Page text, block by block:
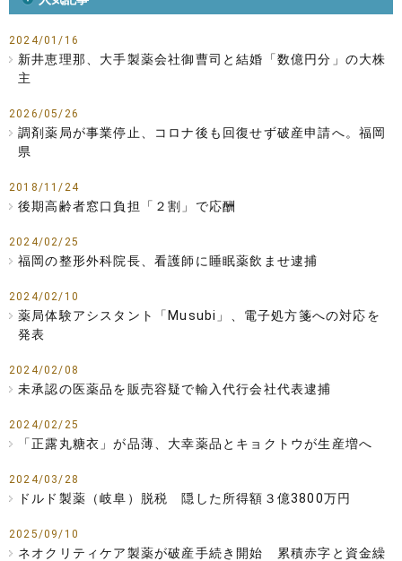
2024/01/16
新井恵理那、大手製薬会社御曹司と結婚「数億円分」の大株
主
2026/05/26
調剤薬局が事業停止、コロナ後も回復せず破産申請へ。福岡
県
2018/11/24
後期高齢者窓口負担「２割」で応酬
2024/02/25
福岡の整形外科院長、看護師に睡眠薬飲ませ逮捕
2024/02/10
薬局体験アシスタント「Musubi」、電子処方箋への対応を
発表
2024/02/08
未承認の医薬品を販売容疑で輸入代行会社代表逮捕
2024/02/25
「正露丸糖衣」が品薄、大幸薬品とキョクトウが生産増へ
2024/03/28
ドルド製薬（岐阜）脱税 隠した所得額３億3800万円
2025/09/10
ネオクリティケア製薬が破産手続き開始 累積赤字と資金繰